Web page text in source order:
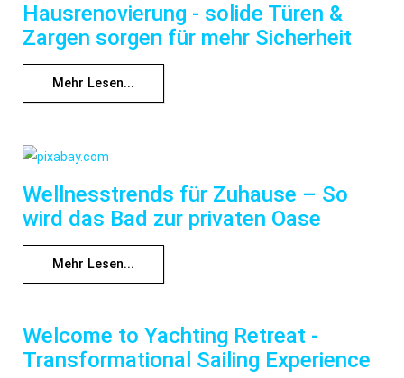
Hausrenovierung - solide Türen &
Zargen sorgen für mehr Sicherheit
Mehr Lesen...
Wellnesstrends für Zuhause – So
wird das Bad zur privaten Oase
Mehr Lesen...
Welcome to Yachting Retreat -
Transformational Sailing Experience